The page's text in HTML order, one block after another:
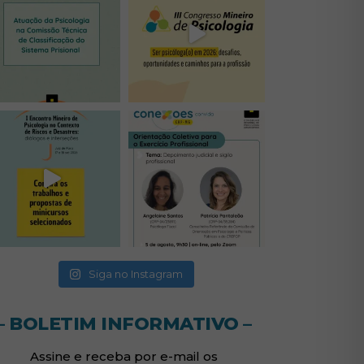
(abre em nova janela) (abre em nova janela)
Siga no Instagram(abre em nova janela)
BOLETIM INFORMATIVO –
Assine e receba por e-mail os